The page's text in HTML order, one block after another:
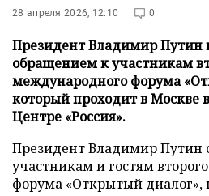
28 апреля 2026, 12:10 0
Президент Владимир Путин
обращением к участникам
международного форума
который проходит в Москве
Центре «Россия».
Президент Владимир Путин
участникам и гостям
форума «Открытый диалог»,